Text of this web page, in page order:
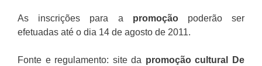
As inscrições para a promoçãopoderão ser
efetuadas até o dia 14 de agosto de 2011.
Fonte e regulamento: site da promoção cultural De